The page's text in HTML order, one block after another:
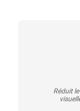
Réduit